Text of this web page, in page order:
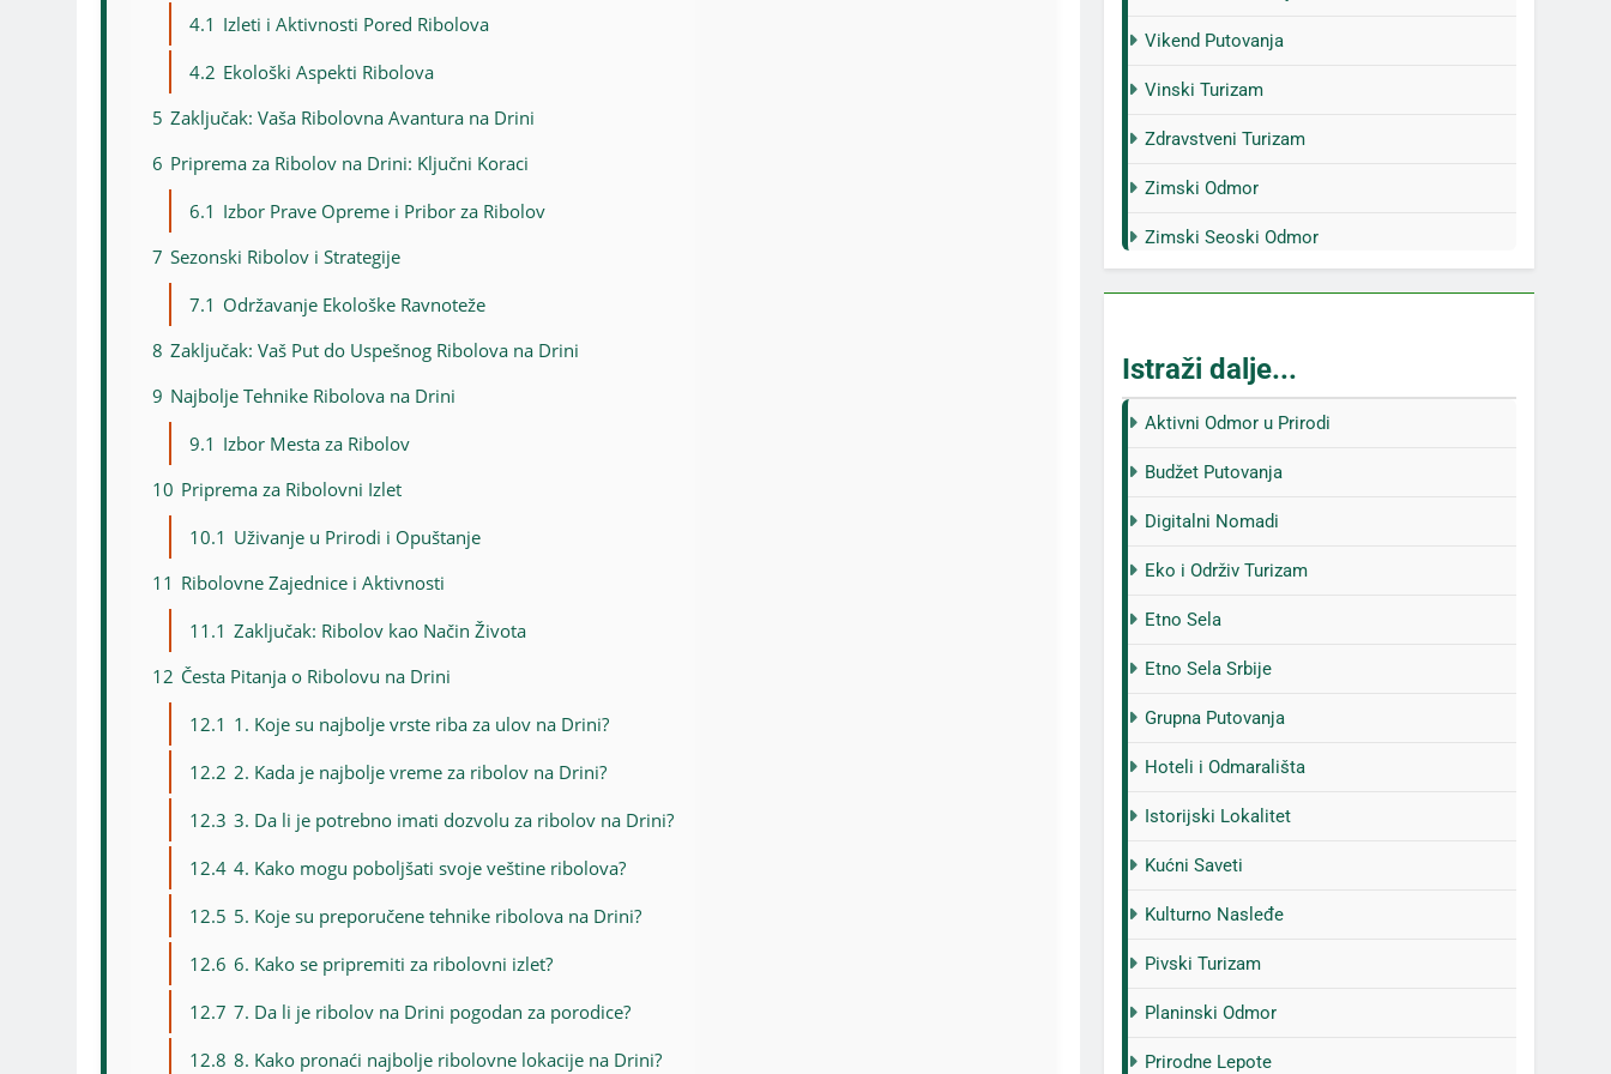
4.1 Izleti i Aktivnosti Pored Ribolova
4.2 Ekološki Aspekti Ribolova
5 Zaključak: Vaša Ribolovna Avantura na Drini
6 Priprema za Ribolov na Drini: Ključni Koraci
6.1 Izbor Prave Opreme i Pribor za Ribolov
7 Sezonski Ribolov i Strategije
7.1 Održavanje Ekološke Ravnoteže
8 Zaključak: Vaš Put do Uspešnog Ribolova na Drini
9 Najbolje Tehnike Ribolova na Drini
9.1 Izbor Mesta za Ribolov
10 Priprema za Ribolovni Izlet
10.1 Uživanje u Prirodi i Opuštanje
11 Ribolovne Zajednice i Aktivnosti
11.1 Zaključak: Ribolov kao Način Života
12 Česta Pitanja o Ribolovu na Drini
12.1 1. Koje su najbolje vrste riba za ulov na Drini?
12.2 2. Kada je najbolje vreme za ribolov na Drini?
12.3 3. Da li je potrebno imati dozvolu za ribolov na Drini?
12.4 4. Kako mogu poboljšati svoje veštine ribolova?
12.5 5. Koje su preporučene tehnike ribolova na Drini?
12.6 6. Kako se pripremiti za ribolovni izlet?
12.7 7. Da li je ribolov na Drini pogodan za porodice?
12.8 8. Kako pronaći najbolje ribolovne lokacije na Drini?
Vikend Putovanja
Vinski Turizam
Zdravstveni Turizam
Zimski Odmor
Zimski Seoski Odmor
Istraži dalje...
Aktivni Odmor u Prirodi
Budžet Putovanja
Digitalni Nomadi
Eko i Održiv Turizam
Etno Sela
Etno Sela Srbije
Grupna Putovanja
Hoteli i Odmarališta
Istorijski Lokalitet
Kućni Saveti
Kulturno Nasleđe
Pivski Turizam
Planinski Odmor
Prirodne Lepote